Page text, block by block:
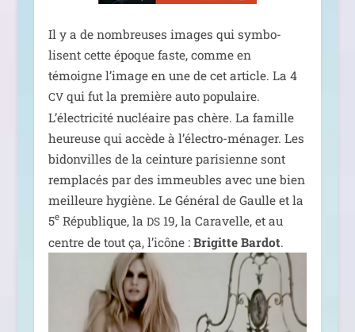
Il y a de nom­breuses images qui sym­bo­
lisent cette époque faste, comme en
témoigne l’i­mage en une de cet article. La 4
CVqui fut la pre­mière auto popu­laire.
L’électricité nucléaire pas chère. La famille
heu­reuse qui accède à l’élec­tro-ména­ger. Les
bidon­villes de la cein­ture pari­sienne sont
rem­pla­cés par des immeubles avec une bien
meilleure hygiène. Le Général de Gaulle et la
5eRépublique, la DS19, la Caravelle, et au
centre de tout ça, l’i­cône : Brigitte Bardot.